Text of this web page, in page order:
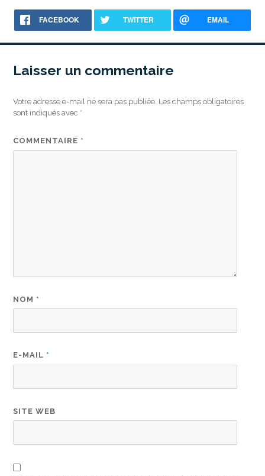
FACEBOOK TWITTER EMAIL
Laisser un commentaire
Votre adresse e-mail ne sera pas publiée. Les champs obligatoires
sont indiqués avec *
COMMENTAIRE *
NOM *
E-MAIL *
SITE WEB